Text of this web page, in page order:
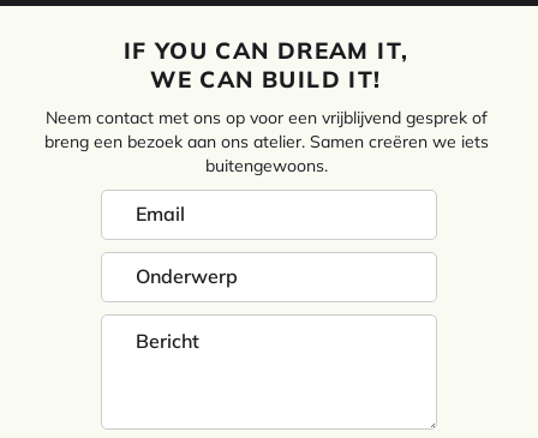
IF YOU CAN DREAM IT,
WE CAN BUILD IT!
Neem contact met ons op voor een vrijblijvend gesprek of
breng een bezoek aan ons atelier. Samen creëren we iets
buitengewoons.